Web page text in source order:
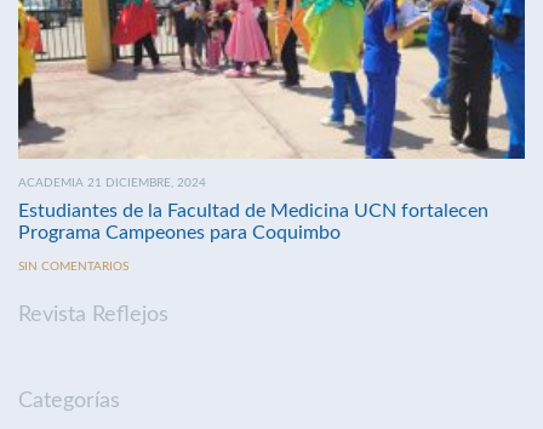
ACADEMIA 21 DICIEMBRE, 2024
Estudiantes de la Facultad de Medicina UCN fortalecen
Programa Campeones para Coquimbo
SIN COMENTARIOS
Revista Reflejos
Categorías